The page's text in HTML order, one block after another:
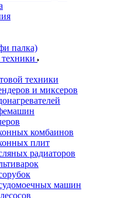
палка)
техники
и миксеров
комбаинов
плит
радиаторов
машин